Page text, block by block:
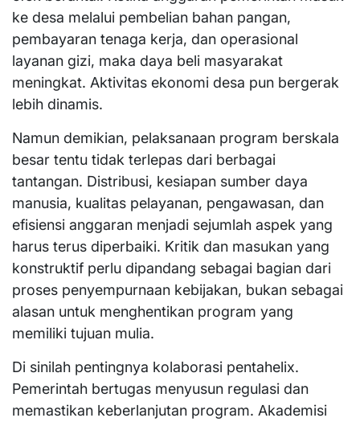
ke desa melalui pembelian bahan pangan,
pembayaran tenaga kerja, dan operasional
layanan gizi, maka daya beli masyarakat
meningkat. Aktivitas ekonomi desa pun bergerak
lebih dinamis.
Namun demikian, pelaksanaan program berskala
besar tentu tidak terlepas dari berbagai
tantangan. Distribusi, kesiapan sumber daya
manusia, kualitas pelayanan, pengawasan, dan
efisiensi anggaran menjadi sejumlah aspek yang
harus terus diperbaiki. Kritik dan masukan yang
konstruktif perlu dipandang sebagai bagian dari
proses penyempurnaan kebijakan, bukan sebagai
alasan untuk menghentikan program yang
memiliki tujuan mulia.
Di sinilah pentingnya kolaborasi pentahelix.
Pemerintah bertugas menyusun regulasi dan
memastikan keberlanjutan program. Akademisi